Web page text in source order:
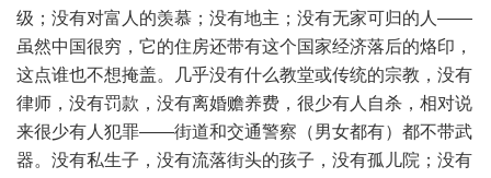
级；没有对富人的羡慕；没有地主；没有无家可归的人——
虽然中国很穷，它的住房还带有这个国家经济落后的烙印，
这点谁也不想掩盖。几乎没有什么教堂或传统的宗教，没有
律师，没有罚款，没有离婚赡养费，很少有人自杀，相对说
来很少有人犯罪——街道和交通警察（男女都有）都不带武
器。没有私生子，没有流落街头的孩子，没有孤儿院；没有